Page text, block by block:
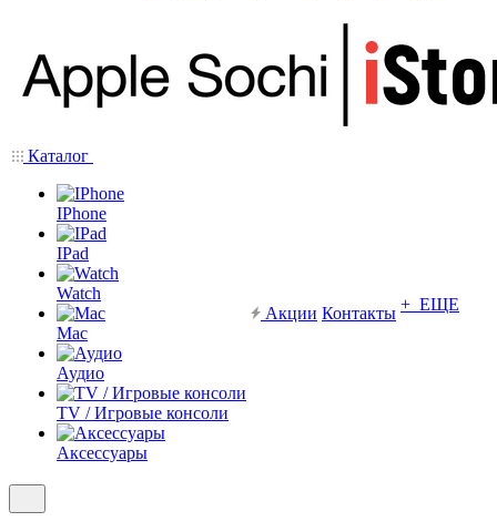
Каталог
IPhone
IPad
Watch
Mac
Аудио
TV / Игровые консоли
Аксессуары
Акции Контакты + ЕЩЕ